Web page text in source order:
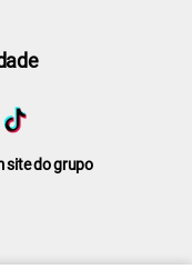
site do grupo